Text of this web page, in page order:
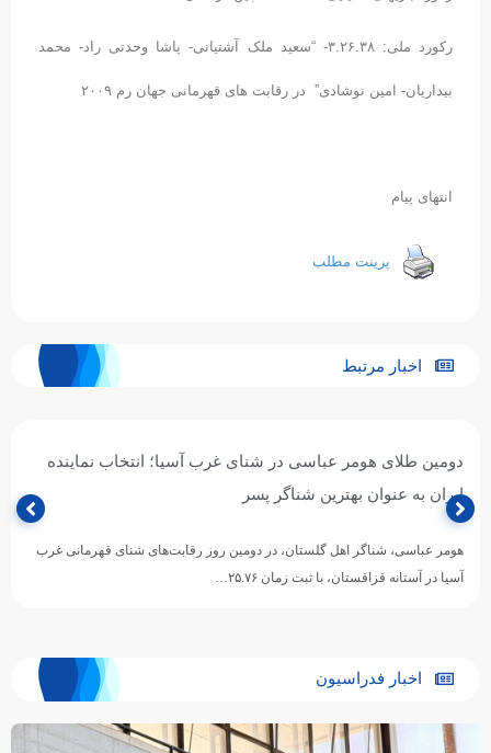
رکورد ملی: ۳.۲۶.۳۸- “سعید ملک آشتیانی- پاشا وحدتی راد- محمد
بیداریان- امین نوشادی” در رقابت های قهرمانی جهان رم ۲۰۰۹
انتهای پیام
پرینت مطلب
اخبار مرتبط
دومین طلای هومر عباسی در شنای غرب آسیا؛ انتخاب نماینده
ایران به عنوان بهترین شناگر پسر
هومر عباسی، شناگر اهل گلستان، در دومین روز رقابت‌های شنای قهرمانی غرب
آسیا در آستانه قزاقستان، با ثبت زمان ۲۵.۷۶…
اخبار فدراسیون